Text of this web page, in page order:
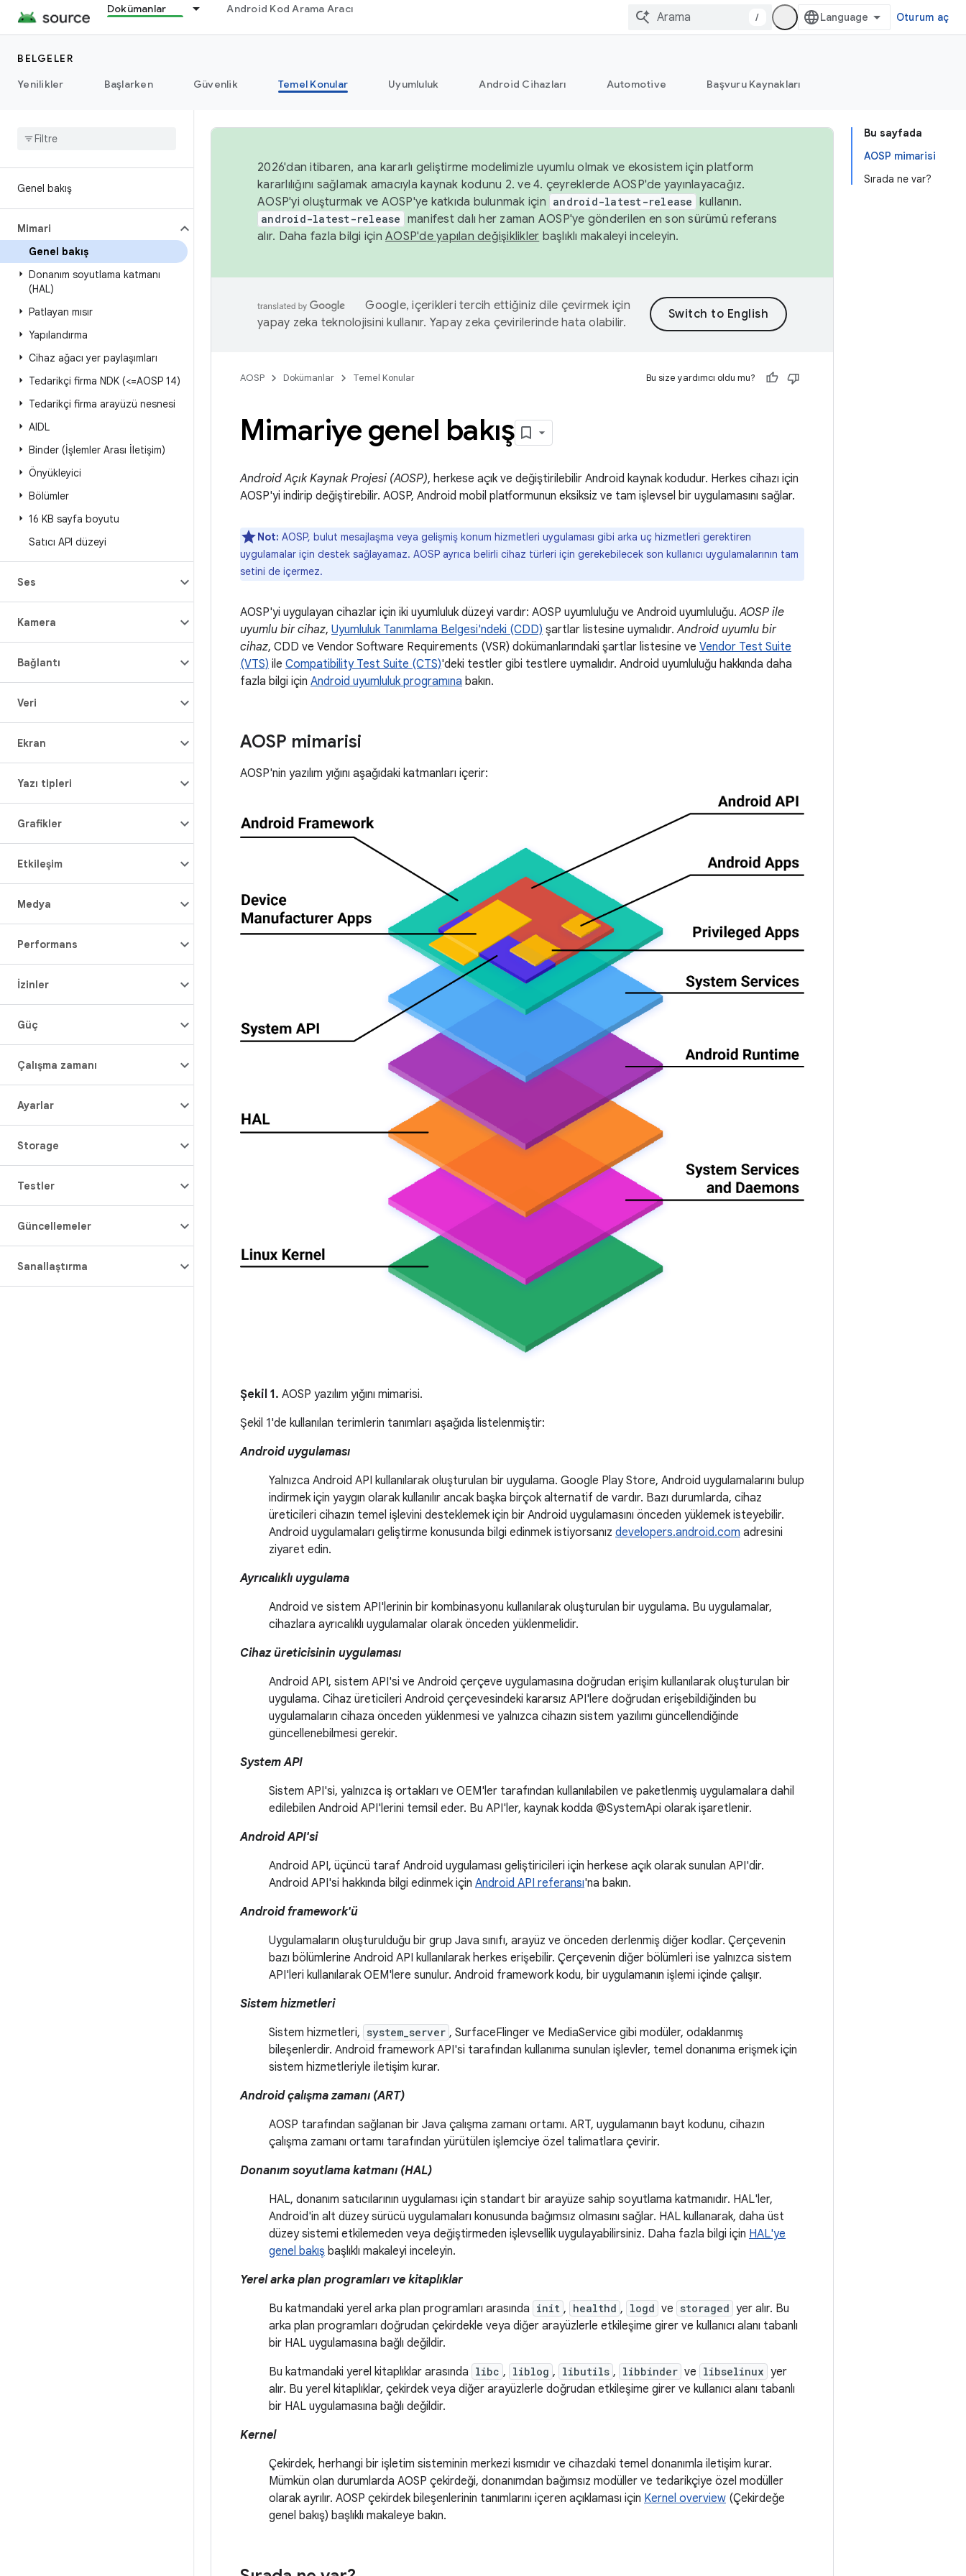
Dokümanlar Android Kod Arama Aracı
/ Oturum aç
BELGELER
Yenilikler
Başlarken Güvenlik Temel Konular Uyumluluk Android Cihazları Automotive Başvuru Kaynakları
Genel bakış
Mimari
Genel bakış
Donanım soyutlama katmanı
(HAL)
Patlayan mısır
Yapılandırma
Cihaz ağacı yer paylaşımları
Tedarikçi firma NDK (<=AOSP 14)
Tedarikçi firma arayüzü nesnesi
AIDL
Binder (İşlemler Arası İletişim)
Önyükleyici
Bölümler
16 KB sayfa boyutu
Satıcı API düzeyi
Ses
Kamera
Bağlantı
Veri
Ekran
Yazı tipleri
Grafikler
Etkileşim
Medya
Performans
İzinler
Güç
Çalışma zamanı
Ayarlar
Storage
Testler
Güncellemeler
Sanallaştırma
Bu sayfada
AOSP mimarisi
Sırada ne var?
2026'dan itibaren, ana kararlı geliştirme modelimizle uyumlu olmak ve ekosistem için platform
kararlılığını sağlamak amacıyla kaynak kodunu 2. ve 4. çeyreklerde AOSP'de yayınlayacağız.
AOSP'yi oluşturmak ve AOSP'ye katkıda bulunmak için android-latest-release kullanın.
android-latest-release manifest dalı her zaman AOSP'ye gönderilen en son sürümü referans
alır. Daha fazla bilgi için AOSP'de yapılan değişiklikler başlıklı makaleyi inceleyin.
Google, içerikleri tercih ettiğiniz dile çevirmek için
yapay zeka teknolojisini kullanır. Yapay zeka çevirilerinde hata olabilir.
AOSP Dokümanlar Temel Konular Bu size yardımcı oldu mu?
Mimariye genel bakış
Android Açık Kaynak Projesi (AOSP), herkese açık ve değiştirilebilir Android kaynak kodudur. Herkes cihazı için
AOSP'yi indirip değiştirebilir. AOSP, Android mobil platformunun eksiksiz ve tam işlevsel bir uygulamasını sağlar.
Not: AOSP, bulut mesajlaşma veya gelişmiş konum hizmetleri uygulaması gibi arka uç hizmetleri gerektiren
uygulamalar için destek sağlayamaz. AOSP ayrıca belirli cihaz türleri için gerekebilecek son kullanıcı uygulamalarının tam
setini de içermez.
AOSP'yi uygulayan cihazlar için iki uyumluluk düzeyi vardır: AOSP uyumluluğu ve Android uyumluluğu.AOSP ile
uyumlu bir cihaz, Uyumluluk Tanımlama Belgesi'ndeki (CDD) şartlar listesine uymalıdır.Android uyumlu bir
cihaz, CDD ve Vendor Software Requirements (VSR) dokümanlarındaki şartlar listesine ve Vendor Test Suite
(VTS) ile Compatibility Test Suite (CTS)'deki testler gibi testlere uymalıdır. Android uyumluluğu hakkında daha
fazla bilgi için Android uyumluluk programına bakın.
AOSP mimarisi
AOSP'nin yazılım yığını aşağıdaki katmanları içerir:
Şekil 1. AOSP yazılım yığını mimarisi.
Şekil 1'de kullanılan terimlerin tanımları aşağıda listelenmiştir:
Android uygulaması
Yalnızca Android API kullanılarak oluşturulan bir uygulama. Google Play Store, Android uygulamalarını bulup
indirmek için yaygın olarak kullanılır ancak başka birçok alternatif de vardır. Bazı durumlarda, cihaz
üreticileri cihazın temel işlevini desteklemek için bir Android uygulamasını önceden yüklemek isteyebilir.
Android uygulamaları geliştirme konusunda bilgi edinmek istiyorsanız developers.android.com adresini
ziyaret edin.
Ayrıcalıklı uygulama
Android ve sistem API'lerinin bir kombinasyonu kullanılarak oluşturulan bir uygulama. Bu uygulamalar,
cihazlara ayrıcalıklı uygulamalar olarak önceden yüklenmelidir.
Cihaz üreticisinin uygulaması
Android API, sistem API'si ve Android çerçeve uygulamasına doğrudan erişim kullanılarak oluşturulan bir
uygulama. Cihaz üreticileri Android çerçevesindeki kararsız API'lere doğrudan erişebildiğinden bu
uygulamaların cihaza önceden yüklenmesi ve yalnızca cihazın sistem yazılımı güncellendiğinde
güncellenebilmesi gerekir.
System API
Sistem API'si, yalnızca iş ortakları ve OEM'ler tarafından kullanılabilen ve paketlenmiş uygulamalara dahil
edilebilen Android API'lerini temsil eder. Bu API'ler, kaynak kodda @SystemApi olarak işaretlenir.
Android API'si
Android API, üçüncü taraf Android uygulaması geliştiricileri için herkese açık olarak sunulan API'dir.
Android API'si hakkında bilgi edinmek için Android API referansı'na bakın.
Android framework'ü
Uygulamaların oluşturulduğu bir grup Java sınıfı, arayüz ve önceden derlenmiş diğer kodlar. Çerçevenin
bazı bölümlerine Android API kullanılarak herkes erişebilir. Çerçevenin diğer bölümleri ise yalnızca sistem
API'leri kullanılarak OEM'lere sunulur. Android framework kodu, bir uygulamanın işlemi içinde çalışır.
Sistem hizmetleri
Sistem hizmetleri, system_server , SurfaceFlinger ve MediaService gibi modüler, odaklanmış
bileşenlerdir. Android framework API'si tarafından kullanıma sunulan işlevler, temel donanıma erişmek için
sistem hizmetleriyle iletişim kurar.
Android çalışma zamanı (ART)
AOSP tarafından sağlanan bir Java çalışma zamanı ortamı. ART, uygulamanın bayt kodunu, cihazın
çalışma zamanı ortamı tarafından yürütülen işlemciye özel talimatlara çevirir.
Donanım soyutlama katmanı (HAL)
HAL, donanım satıcılarının uygulaması için standart bir arayüze sahip soyutlama katmanıdır. HAL'ler,
Android'in alt düzey sürücü uygulamaları konusunda bağımsız olmasını sağlar. HAL kullanarak, daha üst
düzey sistemi etkilemeden veya değiştirmeden işlevsellik uygulayabilirsiniz. Daha fazla bilgi için HAL'ye
genel bakış başlıklı makaleyi inceleyin.
Yerel arka plan programları ve kitaplıklar
Bu katmandaki yerel arka plan programları arasında init , healthd , logd ve storaged yer alır. Bu
arka plan programları doğrudan çekirdekle veya diğer arayüzlerle etkileşime girer ve kullanıcı alanı tabanlı
bir HAL uygulamasına bağlı değildir.
Bu katmandaki yerel kitaplıklar arasında libc , liblog , libutils , libbinder ve libselinux yer
alır. Bu yerel kitaplıklar, çekirdek veya diğer arayüzlerle doğrudan etkileşime girer ve kullanıcı alanı tabanlı
bir HAL uygulamasına bağlı değildir.
Kernel
Çekirdek, herhangi bir işletim sisteminin merkezi kısmıdır ve cihazdaki temel donanımla iletişim kurar.
Mümkün olan durumlarda AOSP çekirdeği, donanımdan bağımsız modüller ve tedarikçiye özel modüller
olarak ayrılır. AOSP çekirdek bileşenlerinin tanımlarını içeren açıklaması için Kernel overview (Çekirdeğe
genel bakış) başlıklı makaleye bakın.